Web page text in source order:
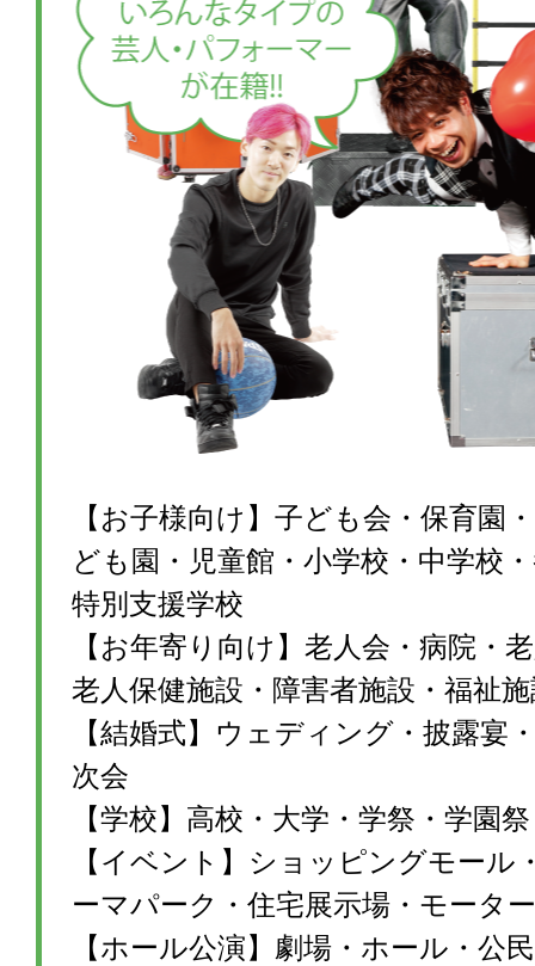
【お子様向け】子ども会・保育園
ども園・児童館・小学校・中学校
特別支援学校
【お年寄り向け】老人会・病院・
老人保健施設・障害者施設・福祉
【結婚式】ウェディング・披露宴
次会
【学校】高校・大学・学祭・学園
【イベント】ショッピングモール
ーマパーク・住宅展示場・モータ
【ホール公演】劇場・ホール・公